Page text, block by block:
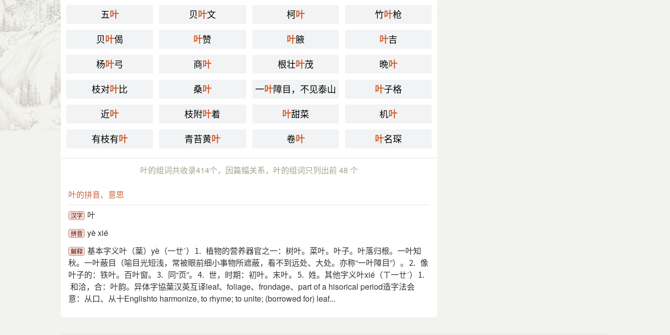
五叶 贝叶文 柯叶 竹叶枪
贝叶偈 叶赞 叶腋 叶吉
杨叶弓 商叶 根壮叶茂 晩叶
枝对叶比 桑叶 一叶障目，不见泰山 叶子格
近叶 枝附叶着 叶甜菜 机叶
有枝有叶 青苔黄叶 卷叶 叶名琛
叶的组词共收录414个，因篇幅关系，叶的组词只列出前 48 个
叶的拼音、意思
汉字 叶
拼音 yè xié
解释 基本字义叶（葉）yè（一ㄝˋ）⒈ 植物的营养器官之一：树叶。菜叶。叶子。叶落归根。一叶知
秋。一叶蔽目（喻目光短浅，常被眼前细小事物所遮蔽，看不到远处、大处。亦称“一叶障目”）。⒉ 像
叶子的：铁叶。百叶窗。⒊ 同“页”。⒋ 世，时期：初叶。末叶。⒌ 姓。其他字义叶xié（ㄒ一ㄝˊ）⒈
和洽，合：叶韵。异体字協葉汉英互译leaf、foliage、frondage、part of a hisorical period造字法会
意：从口、从十Englishto harmonize, to rhyme; to unite; (borrowed for) leaf...